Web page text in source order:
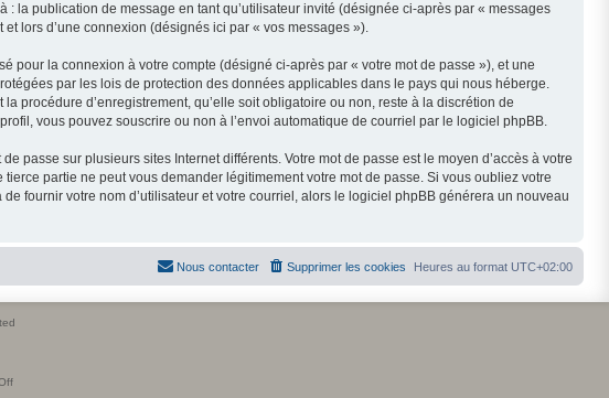
la publication de message en tant qu’utilisateur invité (désignée ci-après par « messages
lors d’une connexion (désignés ici par « vos messages »).
pour la connexion à votre compte (désigné ci-après par « votre mot de passe »), et une
par les lois de protection des données applicables dans le pays qui nous héberge.
procédure d’enregistrement, qu’elle soit obligatoire ou non, reste à la discrétion de
vous pouvez souscrire ou non à l’envoi automatique de courriel par le logiciel phpBB.
passe sur plusieurs sites Internet différents. Votre mot de passe est le moyen d’accès à votre
partie ne peut vous demander légitimement votre mot de passe. Si vous oubliez votre
fournir votre nom d’utilisateur et votre courriel, alors le logiciel phpBB générera un nouveau
Heures au format UTC+02:00
Supprimer les cookies
Nous contacter